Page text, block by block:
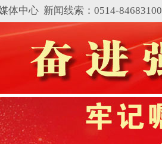
体中心 新闻线索：0514-84683100